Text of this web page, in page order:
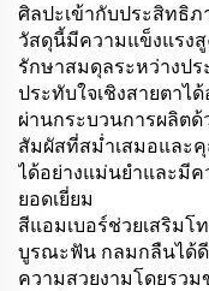
ศิลปะเข้ากับประสิทธิภ
วัสดุนี้มีความแข็งแรง
รักษาสมดุลระหว่างป
ประทับใจเชิงสายตาได้
ผ่านกระบวนการผลิต
สัมผัสที่สม่ำเสมอและ
ได้อย่างแม่นยำและมี
ยอดเยี่ยม
สีแอมเบอร์ช่วยเสริม
บูรณะฟัน กลมกลืนได้
ความสวยงามโดยรวม